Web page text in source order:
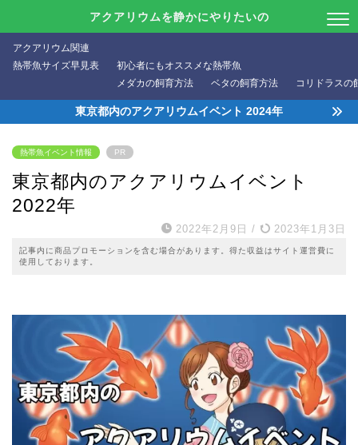
アクアリウムを静かにやりたいの
アクアリウム関連
熱帯魚サイズ早見表
初心者にもオススメな熱帯魚
メダカの飼育方法
ベタの飼育方法 コリドラスの
東京都内のアクアリウムイベント 2024年
熱帯魚イベント情報 PR
東京都内のアクアリウムイベント
2022年
2022年2月9日 / 2023年1月3日
記事内に商品プロモーションを含む場合があります。得た収益はサイト運営費に
使用しております。